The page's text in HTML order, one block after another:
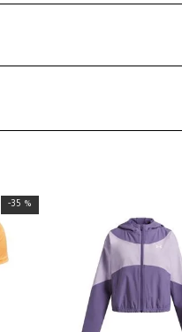
-35 %